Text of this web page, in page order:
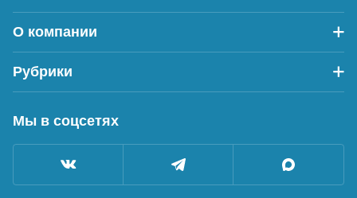
О компании
Рубрики
Мы в соцсетях